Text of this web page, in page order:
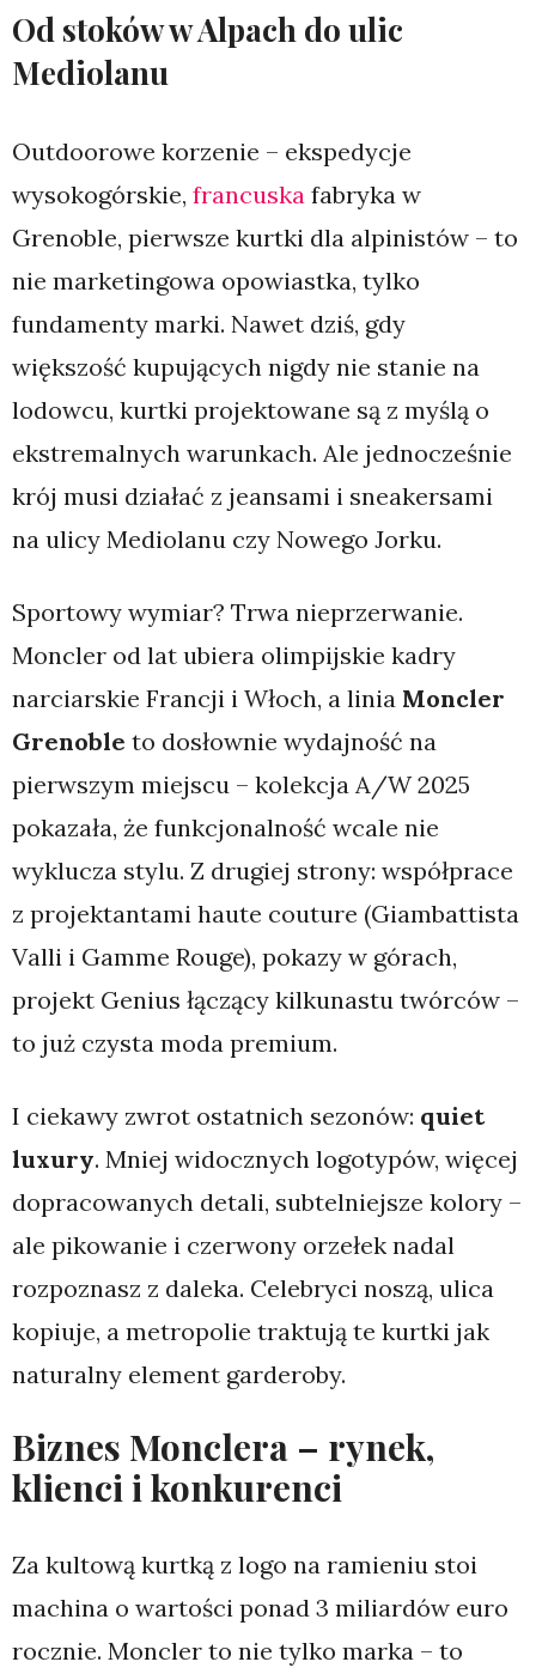
Od stoków w Alpach do ulic
Mediolanu
Outdoorowe korzenie – ekspedycje
wysokogórskie, francuska fabryka w
Grenoble, pierwsze kurtki dla alpinistów – to
nie marketingowa opowiastka, tylko
fundamenty marki. Nawet dziś, gdy
większość kupujących nigdy nie stanie na
lodowcu, kurtki projektowane są z myślą o
ekstremalnych warunkach. Ale jednocześnie
krój musi działać z jeansami i sneakersami
na ulicy Mediolanu czy Nowego Jorku.
Sportowy wymiar? Trwa nieprzerwanie.
Moncler od lat ubiera olimpijskie kadry
narciarskie Francji i Włoch, a linia Moncler
Grenoble to dosłownie wydajność na
pierwszym miejscu – kolekcja A/W 2025
pokazała, że funkcjonalność wcale nie
wyklucza stylu. Z drugiej strony: współprace
z projektantami haute couture (Giambattista
Valli i Gamme Rouge), pokazy w górach,
projekt Genius łączący kilkunastu twórców –
to już czysta moda premium.
I ciekawy zwrot ostatnich sezonów: quiet
luxury. Mniej widocznych logotypów, więcej
dopracowanych detali, subtelniejsze kolory –
ale pikowanie i czerwony orzełek nadal
rozpoznasz z daleka. Celebryci noszą, ulica
kopiuje, a metropolie traktują te kurtki jak
naturalny element garderoby.
Biznes Monclera – rynek,
klienci i konkurenci
Za kultową kurtką z logo na ramieniu stoi
machina o wartości ponad 3 miliardów euro
rocznie. Moncler to nie tylko marka – to